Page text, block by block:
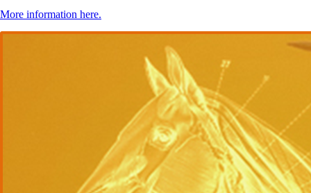
More information here.